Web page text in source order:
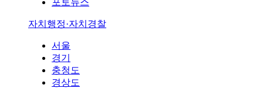
자치행정·자치경찰
서울
경기
충청도
경상도